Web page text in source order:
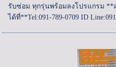
รับซ่อม ทุกรุ่นพร้อมลงโปรแกรม **
ได้ที่**Tel:091-789-0709 ID